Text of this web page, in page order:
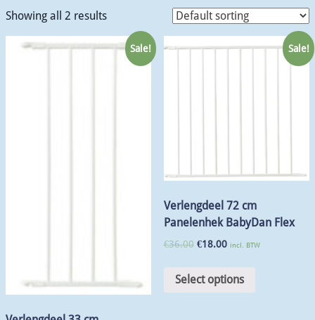
Showing all 2 results
Sale! Sale!
Verlengdeel 72 cm
Panelenhek BabyDan Flex
€36.00 €18.00 incl. BTW
Select options